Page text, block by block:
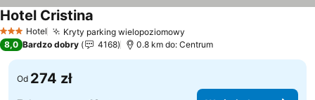
3 Kategoria
Hotel Kryty parking wielopoziomowy
Hotel Cristina
8,0 Bardzo dobry 4168 0.8 km do: Centrum
Od 274 zł